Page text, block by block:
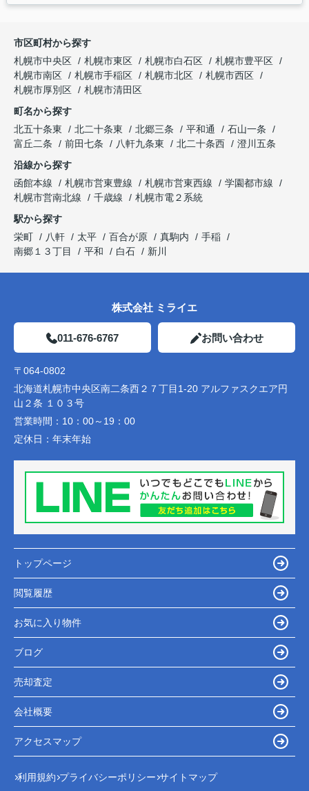
市区町村から探す
札幌市中央区
札幌市東区 札幌市白石区
札幌市豊平区
札幌市南区
札幌市手稲区 札幌市北区
札幌市西区
札幌市厚別区
札幌市清田区
町名から探す
北五十条東
北二十条東 北郷三条 平和通
石山一条
富丘二条
前田七条 八軒九条東 北二十条西
澄川五条
沿線から探す
函館本線
札幌市営東豊線 札幌市営東西線
学園都市線
札幌市営南北線
千歳線
札幌市電２系統
駅から探す
栄町
八軒 太平 百合が原 真駒内
手稲
南郷１３丁目
平和 白石 新川
株式会社 ミライエ
011-676-6767 お問い合わせ
〒064-0802
北海道札幌市中央区南二条西２７丁目1-20 アルファスクエア円
山２条 １０３号
営業時間： 10：00～19：00
定休日： 年末年始
トップページ
閲覧履歴
お気に入り物件
ブログ
売却査定
会社概要
アクセスマップ
利用規約 プライバシーポリシー サイトマップ